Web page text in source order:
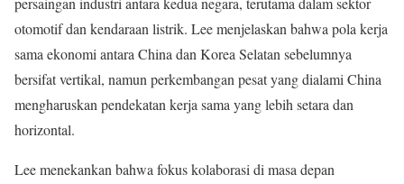
otomotif dan kendaraan listrik. Lee menjelaskan bahwa pola kerja
sama ekonomi antara China dan Korea Selatan sebelumnya
bersifat vertikal, namun perkembangan pesat yang dialami China
mengharuskan pendekatan kerja sama yang lebih setara dan
horizontal.
Lee menekankan bahwa fokus kolaborasi di masa depan